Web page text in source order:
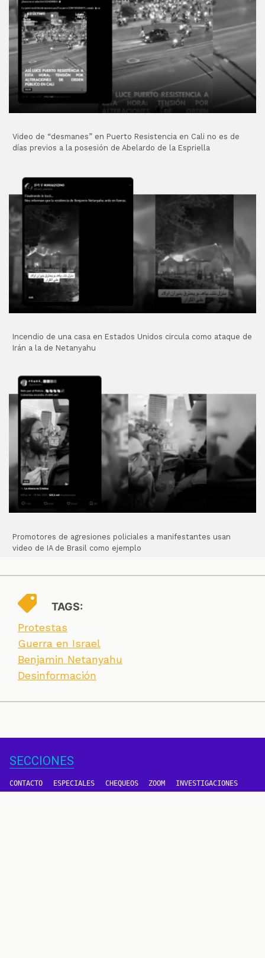
Video de “desmanes” en Puerto Resistencia en Cali no es de
días previos a la posesión de Abelardo de la Espriella
Incendio de una casa en Estados Unidos circula como ataque de
Irán a la de Netanyahu
Promotores de agresiones policiales a manifestantes usan
video de IA de Brasil como ejemplo
TAGS:
Protestas
Guerra en Israel
Benjamin Netanyahu
Desinformación
SECCIONES
CONTACTO ESPECIALES CHEQUEOS ZOOM INVESTIGACIONES